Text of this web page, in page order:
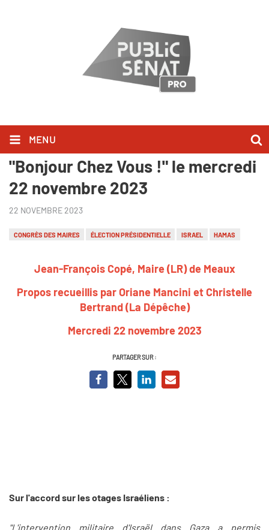
MENU
Jean-François Copé l'a dit dans
"Bonjour Chez Vous !" le mercredi
22 novembre 2023
22 NOVEMBRE 2023
CONGRÈS DES MAIRES ÉLECTION PRÉSIDENTIELLE ISRAEL HAMAS
Jean-François Copé, Maire (LR) de Meaux
Propos recueillis par Oriane Mancini et Christelle
Bertrand (La Dépêche)
Mercredi 22 novembre 2023
PARTAGER SUR :
Sur l'accord sur les otages Israéliens :
"L'intervention militaire d'Israël dans Gaza a permis